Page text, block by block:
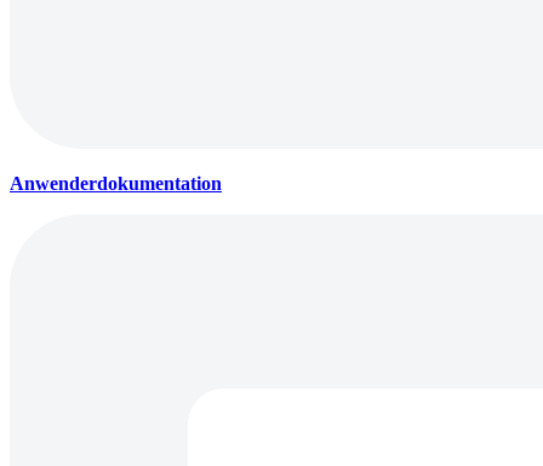
Anwenderdokumentation